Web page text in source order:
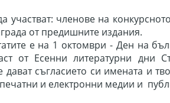
участват: членове на
от предишните издания.
е на 1 октомври - Ден на
от Есенни литературни дни
дават съгласието си имената и
и електронни медии и